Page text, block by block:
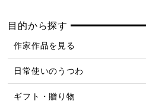
目的から探す
作家作品を見る
日常使いのうつわ
ギフト・贈り物